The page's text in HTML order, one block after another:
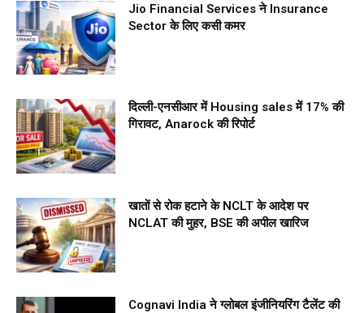
Jio Financial Services ने Insurance
Sector के लिए कसी कमर
दिल्ली-एनसीआर में Housing sales में 17% की
गिरावट, Anarock की रिपोर्ट
खातों से रोक हटाने के NCLT के आदेश पर
NCLAT की मुहर, BSE की अपील खारिज
Cognavi India ने ग्लोबल इंजीनियरिंग टैलेंट की